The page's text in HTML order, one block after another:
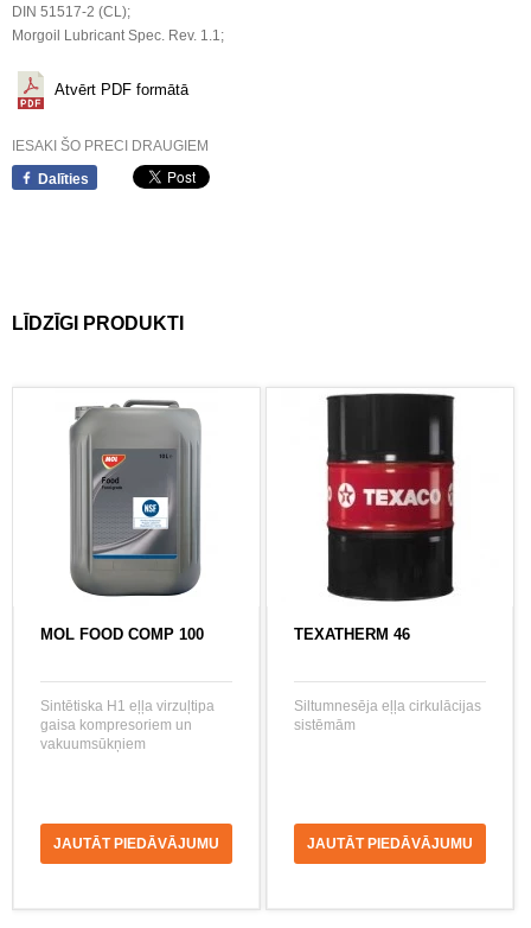
DIN 51517-2 (CL);
Morgoil Lubricant Spec. Rev. 1.1;
Atvērt PDF formātā
IESAKI ŠO PRECI DRAUGIEM
Dalīties
LĪDZĪGI PRODUKTI
MOL FOOD COMP 100
Sintētiska H1 eļļa virzuļtipa
gaisa kompresoriem un
vakuumsūkņiem
JAUTĀT PIEDĀVĀJUMU
TEXATHERM 46
Siltumnesēja eļļa cirkulācijas
sistēmām
JAUTĀT PIEDĀVĀJUMU